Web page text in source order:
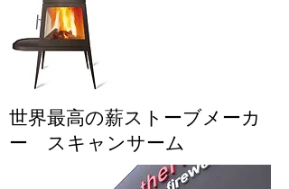
世界最高の薪ストーブメーカ
ー スキャンサーム